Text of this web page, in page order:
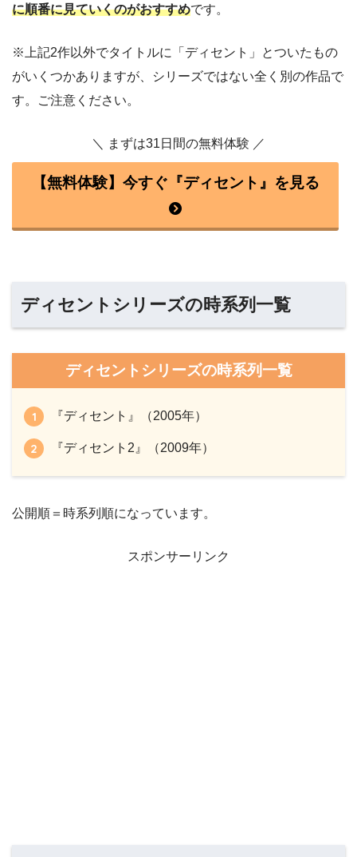
に順番に見ていくのがおすすめです。
※上記2作以外でタイトルに「ディセント」とついたもの
がいくつかありますが、シリーズではない全く別の作品で
す。ご注意ください。
＼ まずは31日間の無料体験 ／
【無料体験】今すぐ『ディセント』を見る
ディセントシリーズの時系列一覧
ディセントシリーズの時系列一覧
『ディセント』（2005年）
『ディセント2』（2009年）
公開順＝時系列順になっています。
スポンサーリンク